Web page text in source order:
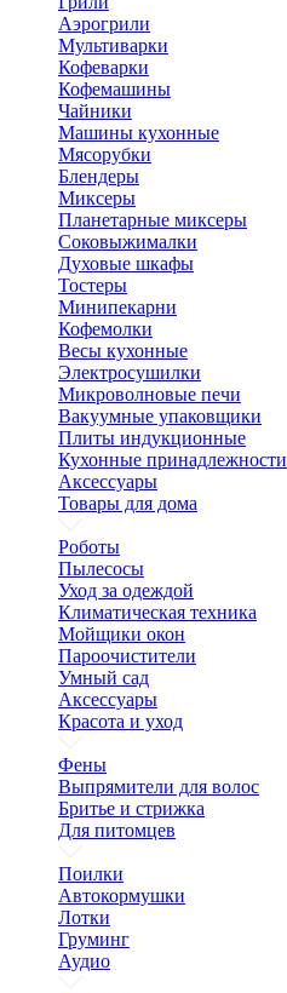
Аэрогрили
Мультиварки
Кофеварки
Кофемашины
Чайники
Машины кухонные
Мясорубки
Блендеры
Миксеры
Планетарные миксеры
Соковыжималки
Духовые шкафы
Тостеры
Минипекарни
Кофемолки
Весы кухонные
Электросушилки
Микроволновые печи
Вакуумные упаковщики
Плиты индукционные
Кухонные принадлежности
Аксессуары
Товары для дома
Роботы
Пылесосы
Уход за одеждой
Климатическая техника
Мойщики окон
Пароочистители
Умный сад
Аксессуары
Красота и уход
Фены
Выпрямители для волос
Бритье и стрижка
Для питомцев
Поилки
Автокормушки
Лотки
Груминг
Аудио